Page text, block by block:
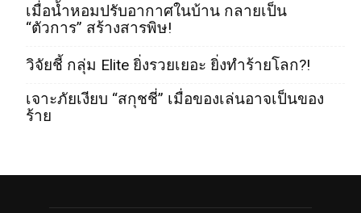
เมื่อน้ำหอมปรับอากาศในบ้าน กลายเป็น
“ตัวการ” สร้างสารพิษ!
วิจัยชี้ กลุ่ม Elite ยิ่งรวยเยอะ ยิ่งทำร้ายโลก?!
เจาะภัยเงียบ “สกุชชี่” เมื่อของเล่นอาจเป็นของ
ร้าย